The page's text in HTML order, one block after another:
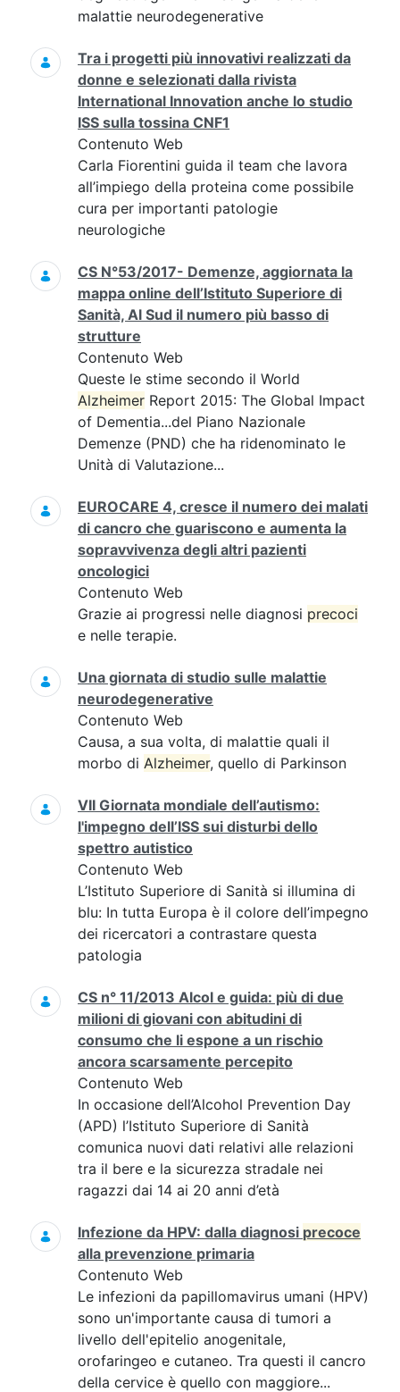
malattie neurodegenerative
Tra i progetti più innovativi realizzati da
donne e selezionati dalla rivista
International Innovation anche lo studio
ISS sulla tossina CNF1
Contenuto Web
Carla Fiorentini guida il team che lavora
all’impiego della proteina come possibile
cura per importanti patologie
neurologiche
CS N°53/2017- Demenze, aggiornata la
mappa online dell’Istituto Superiore di
Sanità, Al Sud il numero più basso di
strutture
Contenuto Web
Queste le stime secondo il World
Alzheimer Report 2015: The Global Impact
of Dementia...del Piano Nazionale
Demenze (PND) che ha ridenominato le
Unità di Valutazione...
EUROCARE 4, cresce il numero dei malati
di cancro che guariscono e aumenta la
sopravvivenza degli altri pazienti
oncologici
Contenuto Web
Grazie ai progressi nelle diagnosi precoci
e nelle terapie.
Una giornata di studio sulle malattie
neurodegenerative
Contenuto Web
Causa, a sua volta, di malattie quali il
morbo di Alzheimer, quello di Parkinson
VII Giornata mondiale dell’autismo:
l'impegno dell’ISS sui disturbi dello
spettro autistico
Contenuto Web
L’Istituto Superiore di Sanità si illumina di
blu: In tutta Europa è il colore dell’impegno
dei ricercatori a contrastare questa
patologia
CS n° 11/2013 Alcol e guida: più di due
milioni di giovani con abitudini di
consumo che li espone a un rischio
ancora scarsamente percepito
Contenuto Web
In occasione dell’Alcohol Prevention Day
(APD) l’Istituto Superiore di Sanità
comunica nuovi dati relativi alle relazioni
tra il bere e la sicurezza stradale nei
ragazzi dai 14 ai 20 anni d’età
Infezione da HPV: dalla diagnosi precoce
alla prevenzione primaria
Contenuto Web
Le infezioni da papillomavirus umani (HPV)
sono un'importante causa di tumori a
livello dell'epitelio anogenitale,
orofaringeo e cutaneo. Tra questi il cancro
della cervice è quello con maggiore...